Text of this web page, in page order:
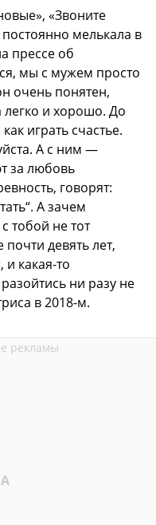
«Звоните
мелькала в
прессе об
мы с мужем просто
очень понятен,
легко и хорошо. До
играть счастье.
А с ним —
за любовь
говорят:
А зачем
тобой не тот
девять лет,
какая-то
ни разу не
в 2018-м.